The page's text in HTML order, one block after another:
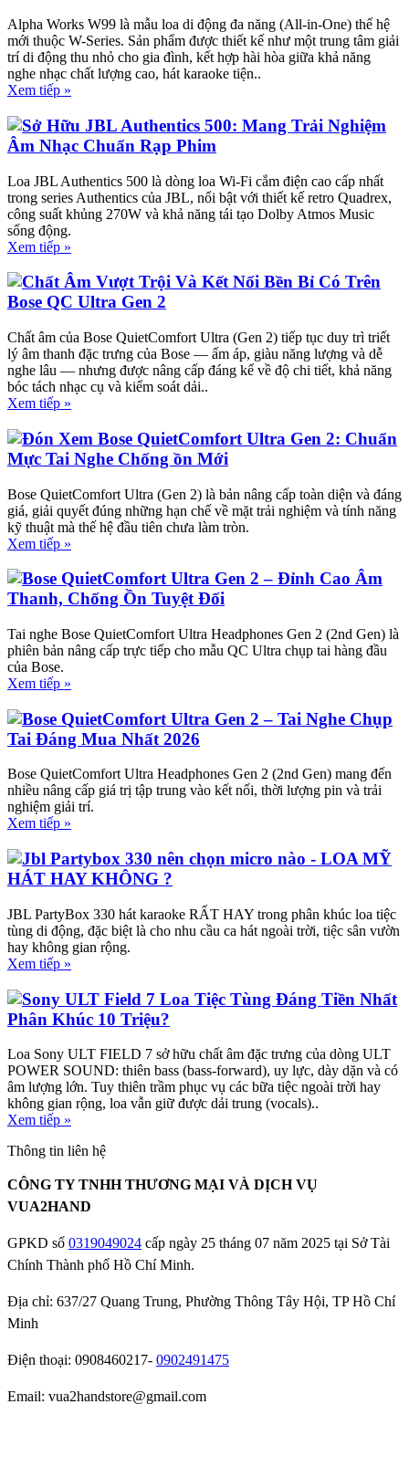
Alpha Works W99 là mẫu loa di động đa năng (All-in-One) thế hệ
mới thuộc W-Series. Sản phẩm được thiết kế như một trung tâm giải
trí di động thu nhỏ cho gia đình, kết hợp hài hòa giữa khả năng
nghe nhạc chất lượng cao, hát karaoke tiện..
Xem tiếp »
Sở Hữu JBL Authentics 500: Mang Trải Nghiệm
Âm Nhạc Chuẩn Rạp Phim
Loa JBL Authentics 500 là dòng loa Wi-Fi cắm điện cao cấp nhất
trong series Authentics của JBL, nổi bật với thiết kế retro Quadrex,
công suất khủng 270W và khả năng tái tạo Dolby Atmos Music
sống động.
Xem tiếp »
Chất Âm Vượt Trội Và Kết Nối Bền Bỉ Có Trên
Bose QC Ultra Gen 2
Chất âm của Bose QuietComfort Ultra (Gen 2) tiếp tục duy trì triết
lý âm thanh đặc trưng của Bose — ấm áp, giàu năng lượng và dễ
nghe lâu — nhưng được nâng cấp đáng kể về độ chi tiết, khả năng
bóc tách nhạc cụ và kiểm soát dải..
Xem tiếp »
Đón Xem Bose QuietComfort Ultra Gen 2: Chuẩn
Mực Tai Nghe Chống ồn Mới
Bose QuietComfort Ultra (Gen 2) là bản nâng cấp toàn diện và đáng
giá, giải quyết đúng những hạn chế về mặt trải nghiệm và tính năng
kỹ thuật mà thế hệ đầu tiên chưa làm tròn.
Xem tiếp »
Bose QuietComfort Ultra Gen 2 – Đỉnh Cao Âm
Thanh, Chống Ồn Tuyệt Đối
Tai nghe Bose QuietComfort Ultra Headphones Gen 2 (2nd Gen) là
phiên bản nâng cấp trực tiếp cho mẫu QC Ultra chụp tai hàng đầu
của Bose.
Xem tiếp »
Bose QuietComfort Ultra Gen 2 – Tai Nghe Chụp
Tai Đáng Mua Nhất 2026
Bose QuietComfort Ultra Headphones Gen 2 (2nd Gen) mang đến
nhiều nâng cấp giá trị tập trung vào kết nối, thời lượng pin và trải
nghiệm giải trí.
Xem tiếp »
Jbl Partybox 330 nên chọn micro nào - LOA MỸ
HÁT HAY KHÔNG ?
JBL PartyBox 330 hát karaoke RẤT HAY trong phân khúc loa tiệc
tùng di động, đặc biệt là cho nhu cầu ca hát ngoài trời, tiệc sân vườn
hay không gian rộng.
Xem tiếp »
Sony ULT Field 7 Loa Tiệc Tùng Đáng Tiền Nhất
Phân Khúc 10 Triệu?
Loa Sony ULT FIELD 7 sở hữu chất âm đặc trưng của dòng ULT
POWER SOUND: thiên bass (bass-forward), uy lực, dày dặn và có
âm lượng lớn. Tuy thiên trầm phục vụ các bữa tiệc ngoài trời hay
không gian rộng, loa vẫn giữ được dải trung (vocals)..
Xem tiếp »
Thông tin liên hệ
CÔNG TY TNHH THƯƠNG MẠI VÀ DỊCH VỤ
VUA2HAND
GPKD số 0319049024 cấp ngày 25 tháng 07 năm 2025 tại Sở Tài
Chính Thành phố Hồ Chí Minh.
Địa chỉ: 637/27 Quang Trung, Phường Thông Tây Hội, TP Hồ Chí
Minh
Điện thoại: 0908460217- 0902491475
Email: vua2handstore@gmail.com